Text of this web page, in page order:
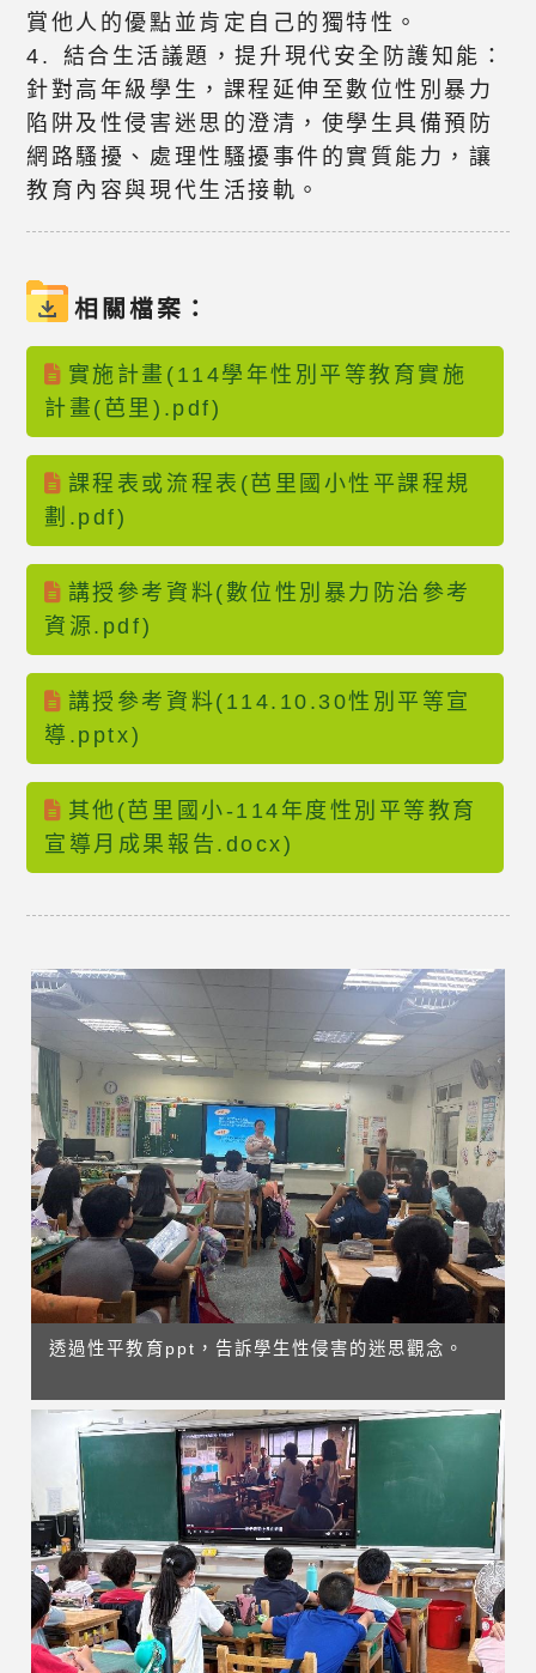
賞他人的優點並肯定自己的獨特性。
4. 結合生活議題，提升現代安全防護知能：
針對高年級學生，課程延伸至數位性別暴力
陷阱及性侵害迷思的澄清，使學生具備預防
網路騷擾、處理性騷擾事件的實質能力，讓
教育內容與現代生活接軌。
相關檔案：
實施計畫(114學年性別平等教育實施
計畫(芭里).pdf)
課程表或流程表(芭里國小性平課程規
劃.pdf)
講授參考資料(數位性別暴力防治參考
資源.pdf)
講授參考資料(114.10.30性別平等宣
導.pptx)
其他(芭里國小-114年度性別平等教育
宣導月成果報告.docx)
透過性平教育ppt，告訴學生性侵害的迷思觀念。